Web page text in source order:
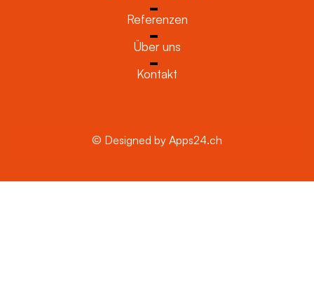
Referenzen
Über uns
Kontakt
© Designed by Apps24.ch